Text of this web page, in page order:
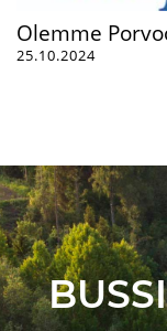
Olemme
25.10.2024